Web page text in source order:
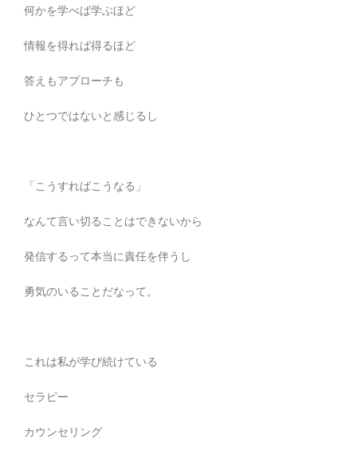
何かを学べば学ぶほど
情報を得れば得るほど
答えもアプローチも
ひとつではないと感じるし
「こうすればこうなる」
なんて言い切ることはできないから
発信するって本当に責任を伴うし
勇気のいることだなって。
これは私が学び続けている
セラピー
カウンセリング